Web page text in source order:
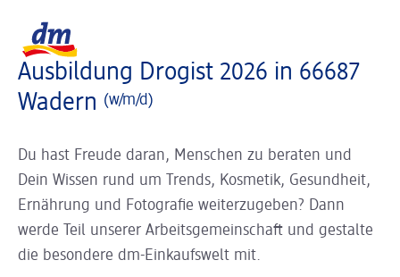
Ausbildung Drogist 2026 in 66687
Wadern (w/m/d)
Du hast Freude daran, Menschen zu beraten und
Dein Wissen rund um Trends, Kosmetik, Gesundheit,
Ernährung und Fotografie weiterzugeben? Dann
werde Teil unserer Arbeitsgemeinschaft und gestalte
die besondere dm-Einkaufswelt mit.